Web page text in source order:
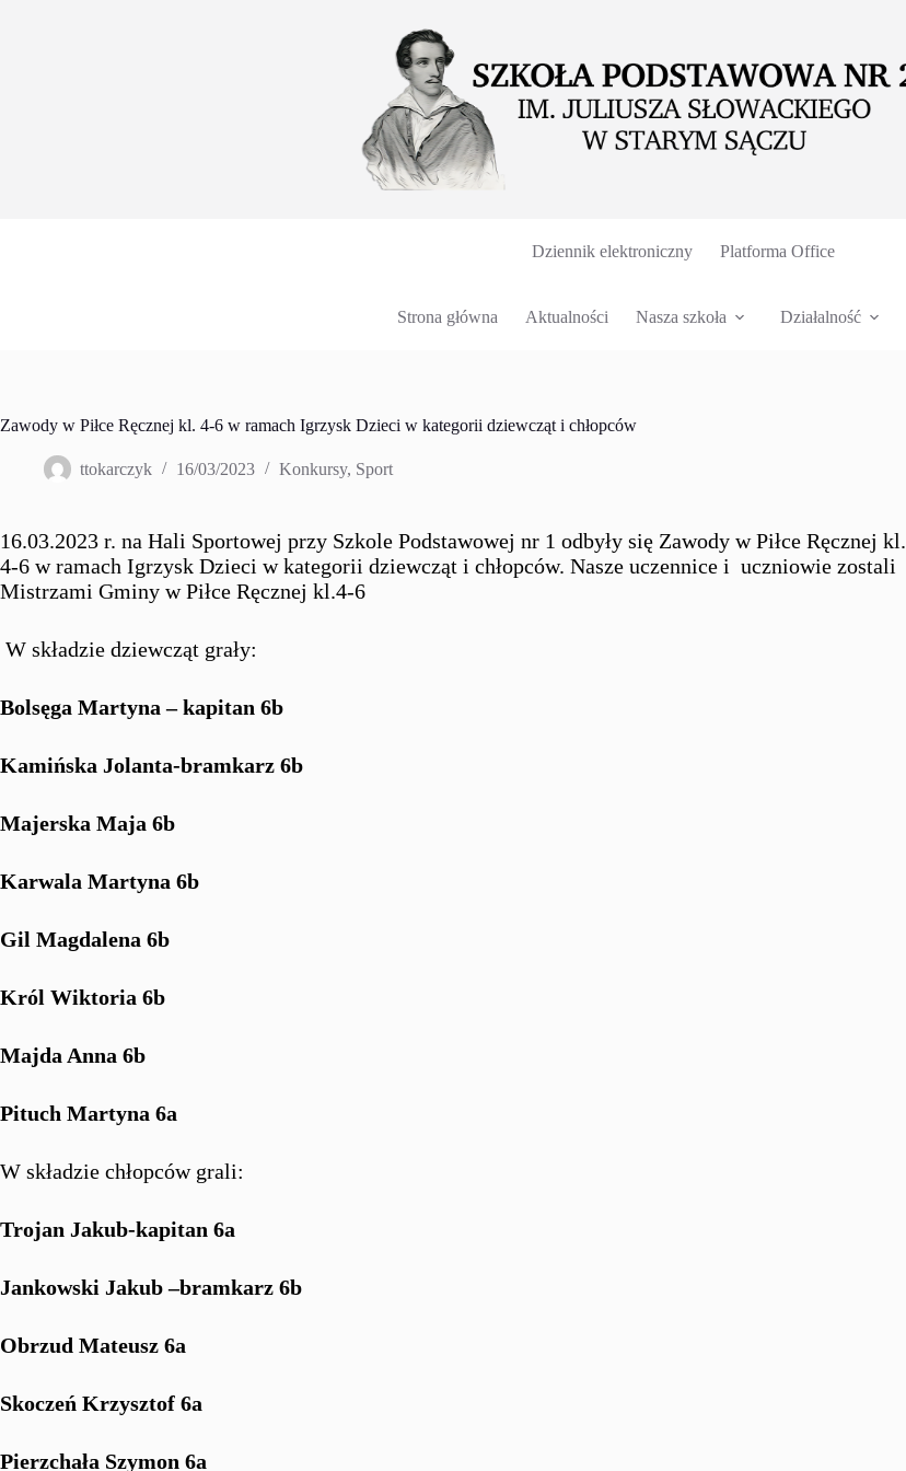
Dziennik elektroniczny Platforma Office
Strona główna Aktualności Nasza szkoła Działalność
Zawody w Piłce Ręcznej kl. 4-6 w ramach Igrzysk Dzieci w kategorii dziewcząt i chłopców
ttokarczyk 16/03/2023 Konkursy, Sport
16.03.2023 r. na Hali Sportowej przy Szkole Podstawowej nr 1 odbyły się Zawody w Piłce Ręcznej kl.
4-6 w ramach Igrzysk Dzieci w kategorii dziewcząt i chłopców. Nasze uczennice i uczniowie zostali
Mistrzami Gminy w Piłce Ręcznej kl.4-6
W składzie dziewcząt grały:
Bolsęga Martyna – kapitan 6b
Kamińska Jolanta-bramkarz 6b
Majerska Maja 6b
Karwala Martyna 6b
Gil Magdalena 6b
Król Wiktoria 6b
Majda Anna 6b
Pituch Martyna 6a
W składzie chłopców grali:
Trojan Jakub-kapitan 6a
Jankowski Jakub –bramkarz 6b
Obrzud Mateusz 6a
Skoczeń Krzysztof 6a
Pierzchała Szymon 6a